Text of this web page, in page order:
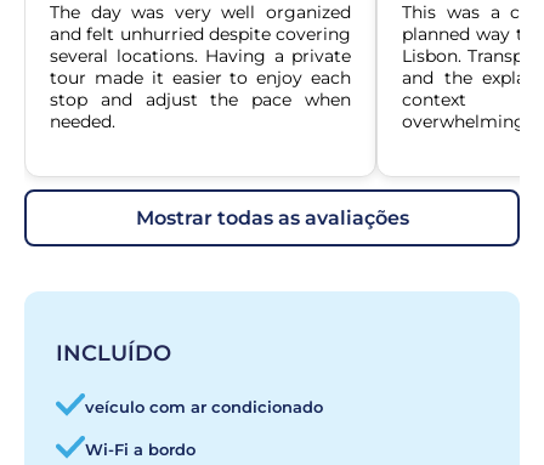
The day was very well organized
and felt unhurried despite covering
several locations. Having a private
tour made it easier to enjoy each
stop and adjust the pace when
needed.
This was a
planned way to
Lisbon.
and the
context
overwhelming.
mostrar todas as avaliações
INCLUÍDO
veículo com ar condicionado
Wi-Fi a bordo